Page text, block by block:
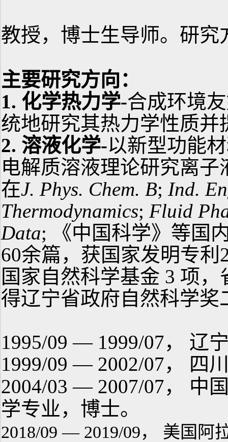
教授，博士生导师。研究
主要研究方向：
1. 化学热力学-合成环境
统地研究其热力学性质并
2. 溶液化学-以新型功能
电解质溶液理论研究离
在J. Phys. Chem. B; Ind.
Thermodynamics; Fluid
Data;
《中国科学》等国
60余篇，获国家发明专利
国家自然科学基金 3 项，
得辽宁省政府自然科学奖
1995/09 — 1999/07，
辽
1999/09 — 2002/07，
四
2004/03 — 2007/07，
中
学专业，博士。
2018/09 — 2019/09， 美国阿